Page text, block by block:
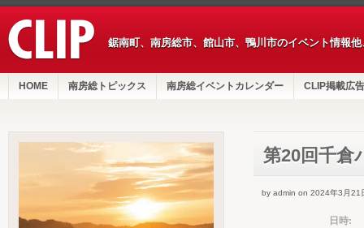
鋸南町、南房総市、館山市、鴨川市のイベント情報
HOME 南房総トピックス 南房総イベントカレンダー CLIP掲載広告
第20回千倉
by admin on 2024年3月21
日時: